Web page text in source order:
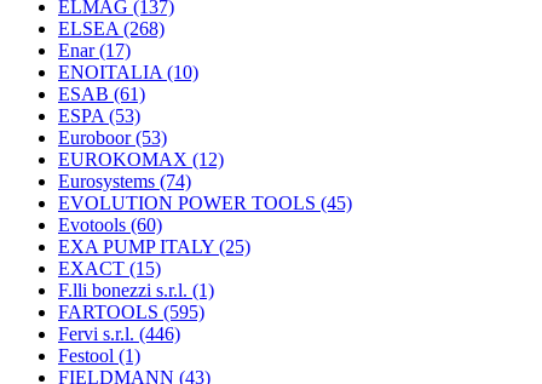
ELMAG (137)
ELSEA (268)
Enar(17)
ENOITALIA (10)
ESAB (61)
ESPA (53)
Euroboor(53)
EUROKOMAX (12)
Eurosystems (74)
EVOLUTION POWER TOOLS (45)
Evotools (60)
EXA PUMP ITALY (25)
EXACT (15)
F.lli bonezzi s.r.l. (1)
FARTOOLS (595)
Fervi s.r.l. (446)
Festool (1)
FIELDMANN (43)